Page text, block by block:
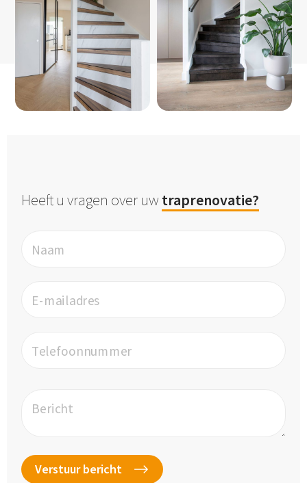
Heeft u vragen over uwtraprenovatie?
Naam
E-mailadres
Telefoonnummer
Bericht